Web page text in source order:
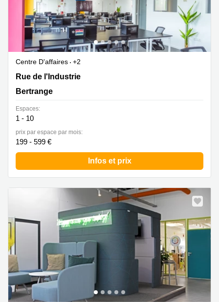
Centre D'affaires
+2
15 rue de l'Industrie, Bertrange
Rue de l'Industrie
Bertrange
Espaces:
1 - 10
prix par espace par mois:
199 - 599 €
Infos et prix